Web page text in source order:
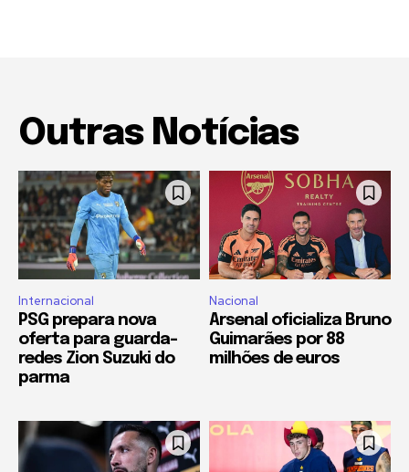
Outras Notícias
Internacional
PSG prepara nova
oferta para guarda-
redes Zion Suzuki do
parma
Nacional
Arsenal oficializa Bruno
Guimarães por 88
milhões de euros